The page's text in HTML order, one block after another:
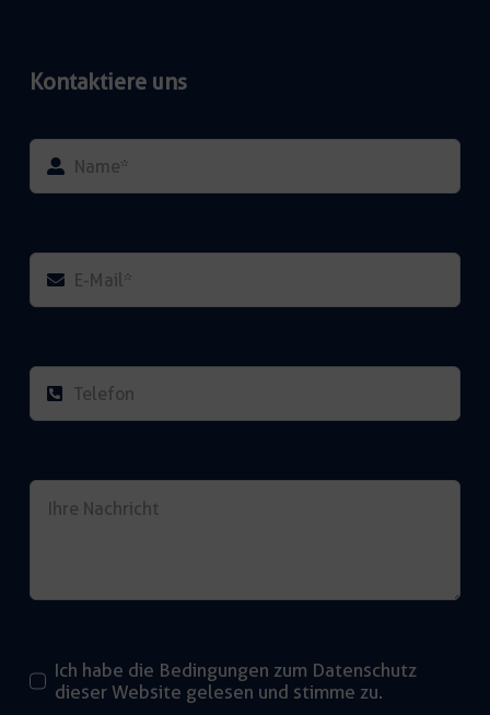
Kontaktiere uns
Ich habe die Bedingungen zum Datenschutz
dieser Website gelesen und stimme zu.